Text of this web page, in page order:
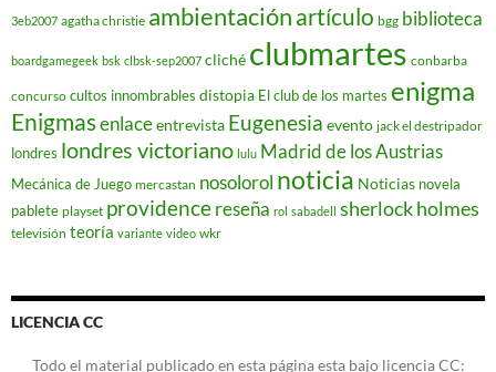
3eb2007 agatha christie ambientación artículo bgg biblioteca
boardgamegeek bsk clbsk-sep2007 cliché clubmartes conbarba
concurso cultos innombrables distopia El club de los martes enigma
Enigmasenlaceentrevista Eugenesia evento jack el destripador
londres londres victoriano lulu Madrid de los Austrias
Mecánica de Juego mercastan nosolorol noticia Noticias novela
pablete playset providencereseña rol sabadell sherlock holmes
televisión teoría variante video wkr
LICENCIA CC
Todo el material publicado en esta página esta bajo licencia CC: